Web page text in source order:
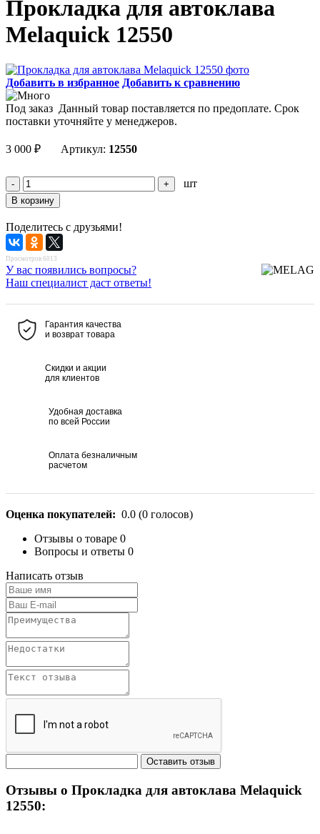
Прокладка для автоклава
Melaquick 12550
Добавить в избранное Добавить к сравнению
Под заказ Данный товар поставляется по предоплате. Срок
поставки уточняйте у менеджеров.
3 000 ₽ Артикул: 12550
шт
Поделитесь с друзьями!
Просмотров 6013
У вас появились вопросы?
Наш специалист даст ответы!
Гарантия качества
и возврат товара
Скидки и акции
для клиентов
Удобная доставка
по всей России
Оплата безналичным
расчетом
Оценка покупателей: 0.0 (0 голосов)
Отзывы о товаре 0
Вопросы и ответы 0
Написать отзыв
Отзывы о Прокладка для автоклава Melaquick
12550: